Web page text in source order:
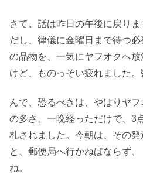
さて。話は昨日の午後に戻り
だし、律儀に金曜日まで待つ
の品物を、一気にヤフオクへ
けど、ものっそい疲れました。
んで、恐るべきは、やはりヤ
の多さ。一晩経っただけで、3
札されました。今朝は、その
と、郵便局へ行かねばならず
ね。